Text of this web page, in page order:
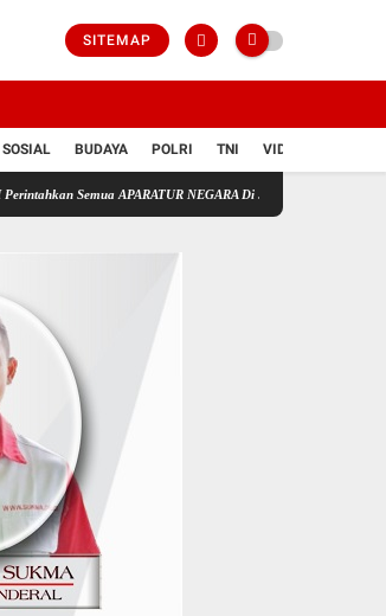
SITEMAP
SOSIAL BUDAYA POLRI TNI VIDIO
APARATUR NEGARA Di Seluruh Indonesia Tertibkan